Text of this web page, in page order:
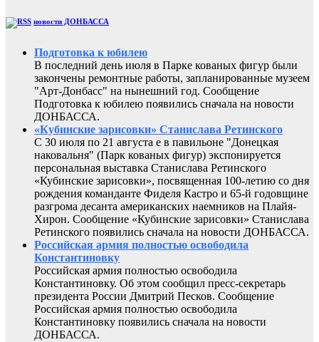
новости ДОНБАССА
Подготовка к юбилею
В последний день июля в Парке кованых фигур были
закончены ремонтные работы, запланированные музеем
"Арт-Донбасс" на нынешний год. Сообщение
Подготовка к юбилею появились сначала на новости
ДОНБАССА.
«Кубинские зарисовки» Станислава Ретинского
С 30 июля по 21 августа е в павильоне "Донецкая
наковальня" (Парк кованых фигур) экспонируется
персональная выставка Станислава Ретинского
«Кубинские зарисовки», посвященная 100-летию со дня
рождения команданте Фиделя Кастро и 65-й годовщине
разгрома десанта американских наемников на Плайя-
Хирон. Сообщение «Кубинские зарисовки» Станислава
Ретинского появились сначала на новости ДОНБАССА.
Российская армия полностью освободила
Константиновку
Российская армия полностью освободила
Константиновку. Об этом сообщил пресс-секретарь
президента России Дмитрий Песков. Сообщение
Российская армия полностью освободила
Константиновку появились сначала на новости
ДОНБАССА.